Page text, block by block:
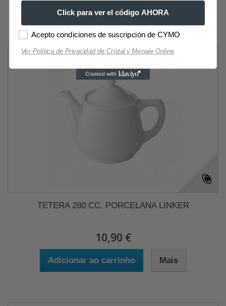
TETERA 280 CC. PORCELANA LINKER
10,90 €
Adicionar ao carrinho Mais
Click para ver el código AHORA
Acepto condiciones de suscripción de CYMO
Ver Política de Privacidad de Cristal y Menaje Online